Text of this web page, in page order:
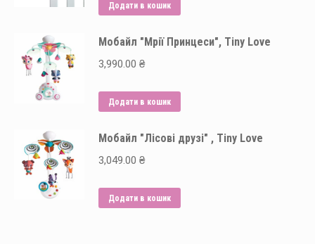
Додати в кошик
Мобайл "Мрії Принцеси", Tiny Love
3,990.00 ₴
Додати в кошик
Мобайл "Лісові друзі" , Tiny Love
3,049.00 ₴
Додати в кошик